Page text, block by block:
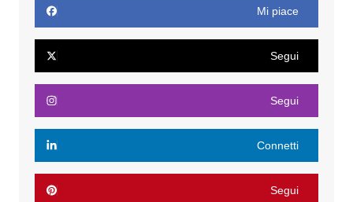
Mi piace
Segui
Segui
Connetti
Segui